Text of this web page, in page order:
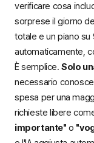
verificare cosa
sorprese il giorno
totale e un piano
automaticamente,
È semplice.Solo
necessario
spesa per una
richieste libere
importante" o